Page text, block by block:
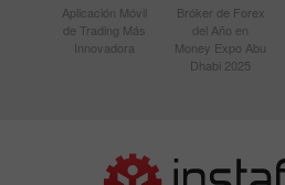
Aplicación Móvil
de Trading Más
Innovadora
Bróker de Forex
del Año en
Money Expo Abu
Dhabi 2025